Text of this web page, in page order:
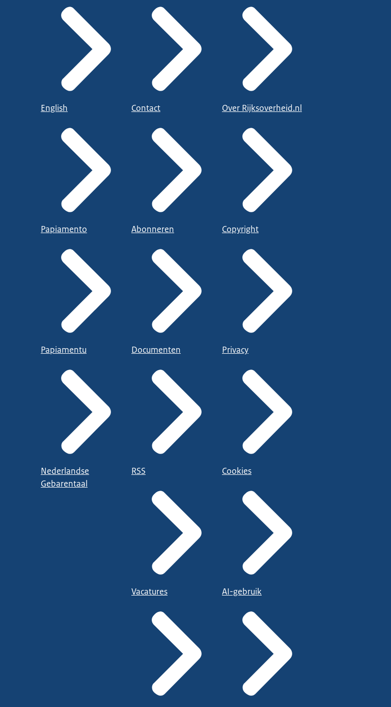
English
Papiamento
Papiamentu
Nederlandse
Gebarentaal
Contact
Abonneren
Documenten
RSS
Vacatures
Over Rijksoverheid.nl
Copyright
Privacy
Cookies
AI-gebruik